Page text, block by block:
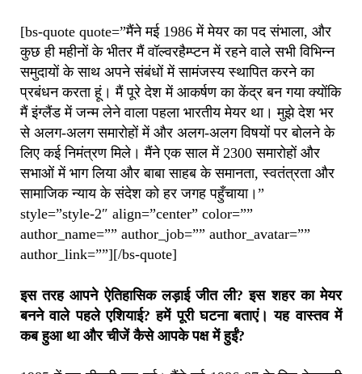
[bs-quote quote=”मैंने मई 1986 में मेयर का पद संभाला, और
कुछ ही महीनों के भीतर मैं वॉल्वरहैम्प्टन में रहने वाले सभी विभिन्न
समुदायों के साथ अपने संबंधों में सामंजस्य स्थापित करने का
प्रबंधन करता हूं। मैं पूरे देश में आकर्षण का केंद्र बन गया क्योंकि
मैं इंग्लैंड में जन्म लेने वाला पहला भारतीय मेयर था। मुझे देश भर
से अलग-अलग समारोहों में और अलग-अलग विषयों पर बोलने के
लिए कई निमंत्रण मिले। मैंने एक साल में 2300 समारोहों और
सभाओं में भाग लिया और बाबा साहब के समानता, स्वतंत्रता और
सामाजिक न्याय के संदेश को हर जगह पहुँचाया।”
style=”style-2″ align=”center” color=””
author_name=”” author_job=”” author_avatar=””
author_link=””][/bs-quote]
इस तरह आपने ऐतिहासिक लड़ाई जीत ली? इस शहर का मेयर
बनने वाले पहले एशियाई? हमें पूरी घटना बताएं। यह वास्तव में
कब हुआ था और चीजें कैसे आपके पक्ष में हुईं?